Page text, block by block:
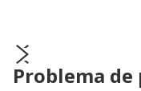
prev
next
Problema